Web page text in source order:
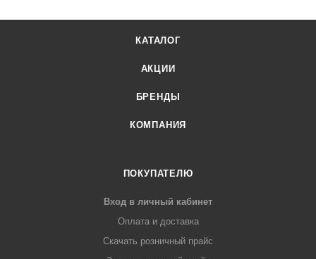
КАТАЛОГ
АКЦИИ
БРЕНДЫ
КОМПАНИЯ
ПОКУПАТЕЛЮ
Вход в личный кабинет
Оплата и доставка
Скачать розничный прайс